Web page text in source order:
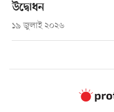
উদ্বোধন
১৯ জুলাই ২০২৬